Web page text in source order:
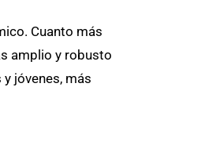
Cuanto más
amplio y robusto
jóvenes, más